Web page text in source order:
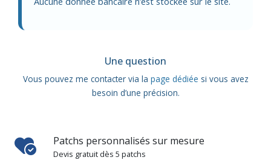
Une question
Vous pouvez me contacter via la page dédiée si vous avez
besoin d’une précision.
Patchs personnalisés sur mesure
Devis gratuit dès 5 patchs